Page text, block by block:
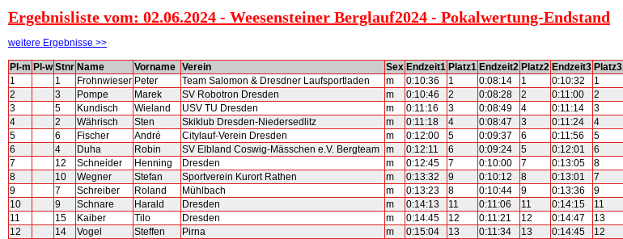
Ergebnisliste vom: 02.06.2024 - Weesensteiner Berglauf2024 - Pokalwertung-Endstand
weitere Ergebnisse >>
Pl-m Pl-w Stnr Name Vorname Verein Sex Endzeit1 Platz1 Endzeit2 Platz2 Endzeit3 Platz3
1
1 Frohnwieser Peter Team Salomon & Dresdner Laufsportladen m 0:10:36 1 0:08:14 1 0:10:32 1
2
3 Pompe Marek SV Robotron Dresden m 0:10:46 2 0:08:28 2 0:11:00 2
3
5 Kundisch Wieland USV TU Dresden m 0:11:16 3 0:08:49 4 0:11:14 3
4
2 Währisch Sten Skiklub Dresden-Niedersedlitz m 0:11:18 4 0:08:47 3 0:11:24 4
5
6 Fischer André Citylauf-Verein Dresden m 0:12:00 5 0:09:37 6 0:11:56 5
6
4 Duha Robin SV Elbland Coswig-Mässchen e.V. Bergteam m 0:12:11 6 0:09:24 5 0:12:01 6
7
12 Schneider Henning Dresden m 0:12:45 7 0:10:00 7 0:13:05 8
8
10 Wegner Stefan Sportverein Kurort Rathen m 0:13:32 9 0:10:12 8 0:13:01 7
9
7 Schreiber Roland Mühlbach m 0:13:23 8 0:10:44 9 0:13:36 9
10
9 Schnare Harald Dresden m 0:14:13 11 0:11:06 11 0:14:15 11
11
15 Kaiber Tilo Dresden m 0:14:45 12 0:11:21 12 0:14:47 13
12
14 Vogel Steffen Pirna m 0:15:04 13 0:11:34 13 0:14:45 12